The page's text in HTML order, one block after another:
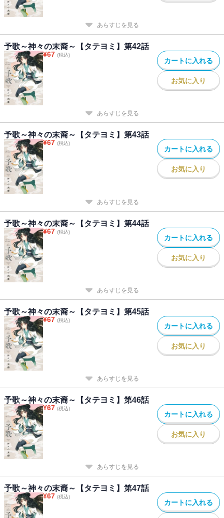
あらすじを見る
予歌～神々の末裔～【タテヨミ】第42話
¥67 (税込)
カートに入れる
お気に入り
あらすじを見る
予歌～神々の末裔～【タテヨミ】第43話
¥67 (税込)
カートに入れる
お気に入り
あらすじを見る
予歌～神々の末裔～【タテヨミ】第44話
¥67 (税込)
カートに入れる
お気に入り
あらすじを見る
予歌～神々の末裔～【タテヨミ】第45話
¥67 (税込)
カートに入れる
お気に入り
あらすじを見る
予歌～神々の末裔～【タテヨミ】第46話
¥67 (税込)
カートに入れる
お気に入り
あらすじを見る
予歌～神々の末裔～【タテヨミ】第47話
¥67 (税込)
カートに入れる